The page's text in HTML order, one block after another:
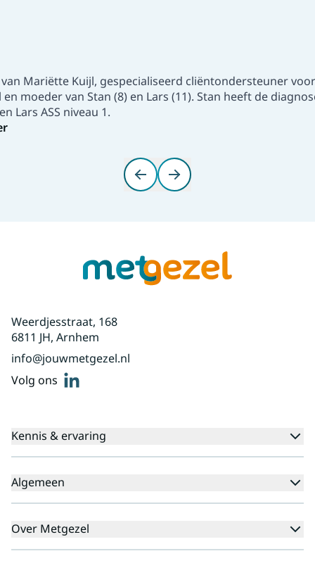
Mariëtte Kuijl, gespecialiseerd cliëntondersteuner voor
moeder van Stan (8) en Lars (11). Stan heeft de
Lars ASS niveau 1.
Weerdjesstraat, 168
6811 JH, Arnhem
info@jouwmetgezel.nl
Volg ons linkedin
Kennis & ervaring
Agenda
Voor cliënten
Algemeen
Aanmeldprocedure
Klachten
Over Metgezel